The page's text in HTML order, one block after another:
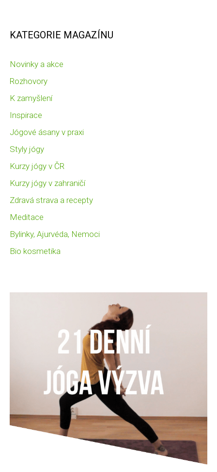
KATEGORIE MAGAZÍNU
Novinky a akce
Rozhovory
K zamyšlení
Inspirace
Jógové ásany v praxi
Styly jógy
Kurzy jógy v ČR
Kurzy jógy v zahraničí
Zdravá strava a recepty
Meditace
Bylinky, Ajurvéda, Nemoci
Bio kosmetika